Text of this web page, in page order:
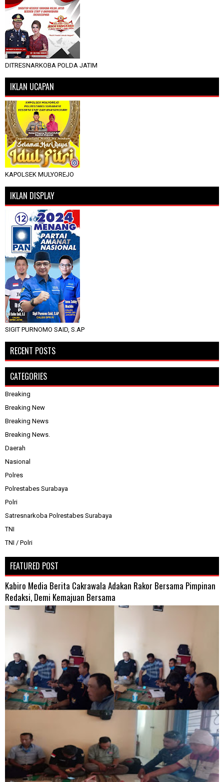
DITRESNARKOBA POLDA JATIM
IKLAN UCAPAN
KAPOLSEK MULYOREJO
IKLAN DISPLAY
SIGIT PURNOMO SAID, S.AP
RECENT POSTS
CATEGORIES
Breaking
Breaking New
Breaking News
Breaking News.
Daerah
Nasional
Polres
Polrestabes Surabaya
Polri
Satresnarkoba Polrestabes Surabaya
TNI
TNI / Polri
FEATURED POST
Kabiro Media Berita Cakrawala Adakan Rakor Bersama Pimpinan
Redaksi, Demi Kemajuan Bersama